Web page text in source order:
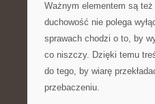
Ważnym elementem są
duchowość nie polega
sprawach chodzi o to, by
co niszczy. Dzięki temu
do tego, by wiarę
przebaczeniu.